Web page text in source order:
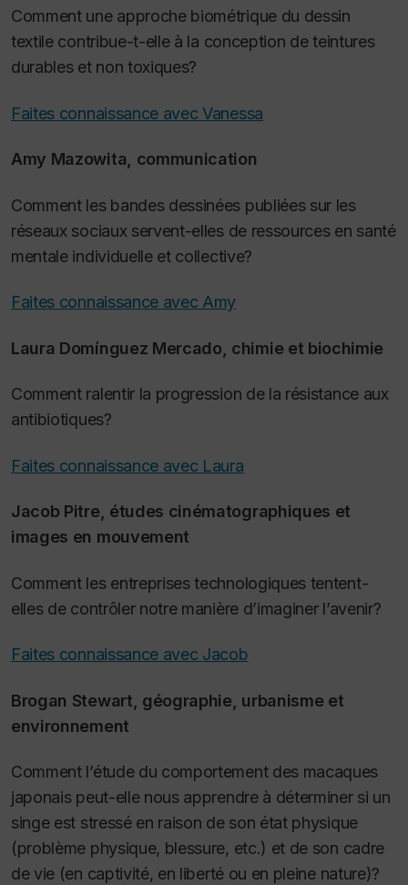
Comment une approche biométrique du dessin
textile contribue-t-elle à la conception de teintures
durables et non toxiques?
Faites connaissance avec Vanessa
Amy Mazowita, communication
Comment les bandes dessinées publiées sur les
réseaux sociaux servent-elles de ressources en santé
mentale individuelle et collective?
Faites connaissance avec Amy
Laura Domínguez Mercado, chimie et biochimie
Comment ralentir la progression de la résistance aux
antibiotiques?
Faites connaissance avec Laura
Jacob Pitre, études cinématographiques et
images en mouvement
Comment les entreprises technologiques tentent-
elles de contrôler notre manière d’imaginer l’avenir?
Faites connaissance avec Jacob
Brogan Stewart, géographie, urbanisme et
environnement
Comment l’étude du comportement des macaques
japonais peut-elle nous apprendre à déterminer si un
singe est stressé en raison de son état physique
(problème physique, blessure, etc.) et de son cadre
de vie (en captivité, en liberté ou en pleine nature)?